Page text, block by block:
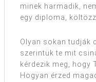
minek harmadik,
egy diploma,
Olyan sokan tudják
szerintük te mit
kérdezik meg, hogy
Hogyan érzed